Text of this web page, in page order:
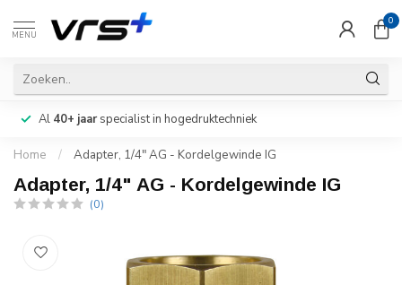
MENU
0
Al 40+ jaarspecialist in hogedruktechniek
Home / Adapter, 1/4" AG - Kordelgewinde IG
Adapter, 1/4" AG - Kordelgewinde IG
(0)